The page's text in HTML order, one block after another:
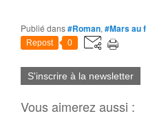
Publié dans#Roman, #Mars au
Repost 0
S'inscrire à la newsletter
Vous aimerez aussi :